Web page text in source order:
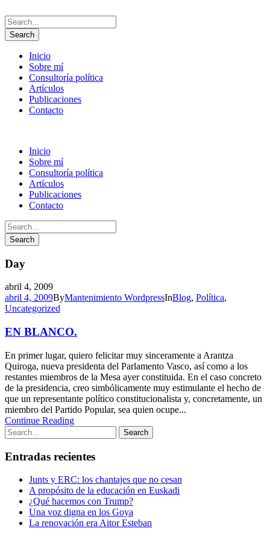
Inicio
Sobre mí
Consultoría política
Artículos
Publicaciones
Contacto
Inicio
Sobre mí
Consultoría política
Artículos
Publicaciones
Contacto
Day
abril 4, 2009
abril 4, 2009ByMantenimiento WordpressInBlog, Política,
Uncategorized
EN BLANCO.
En primer lugar, quiero felicitar muy sinceramente a Arantza
Quiroga, nueva presidenta del Parlamento Vasco, así como a los
restantes miembros de la Mesa ayer constituida. En el caso concreto
de la presidencia, creo simbólicamente muy estimulante el hecho de
que un representante político constitucionalista y, concretamente, un
miembro del Partido Popular, sea quien ocupe...
Continue Reading
Entradas recientes
Junts y ERC: los chantajes que no cesan
A propósito de la educación en Euskadi
¿Qué hacemos con Trump?
Una voz digna en los Goya
La renovación era Aitor Esteban